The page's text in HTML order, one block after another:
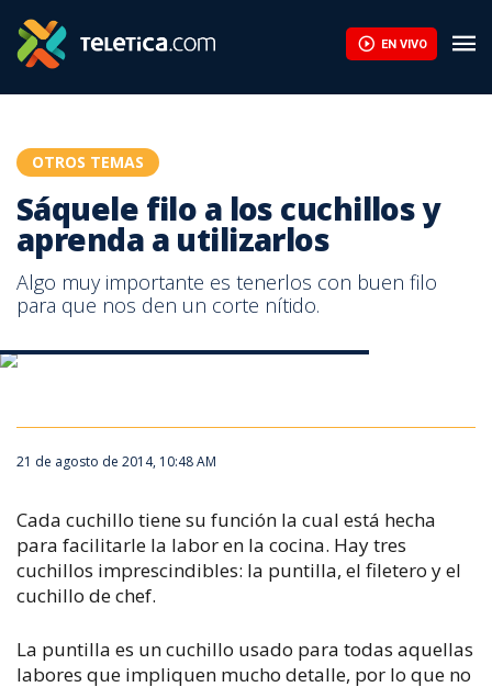
EN VIVO
OTROS TEMAS
Sáquele filo a los cuchillos y
aprenda a utilizarlos
Algo muy importante es tenerlos con buen filo
para que nos den un corte nítido.
21 de agosto de 2014, 10:48 AM
Cada cuchillo tiene su función la cual está hecha
para facilitarle la labor en la cocina. Hay tres
cuchillos imprescindibles: la puntilla, el filetero y el
cuchillo de chef.
La puntilla es un cuchillo usado para todas aquellas
labores que impliquen mucho detalle, por lo que no